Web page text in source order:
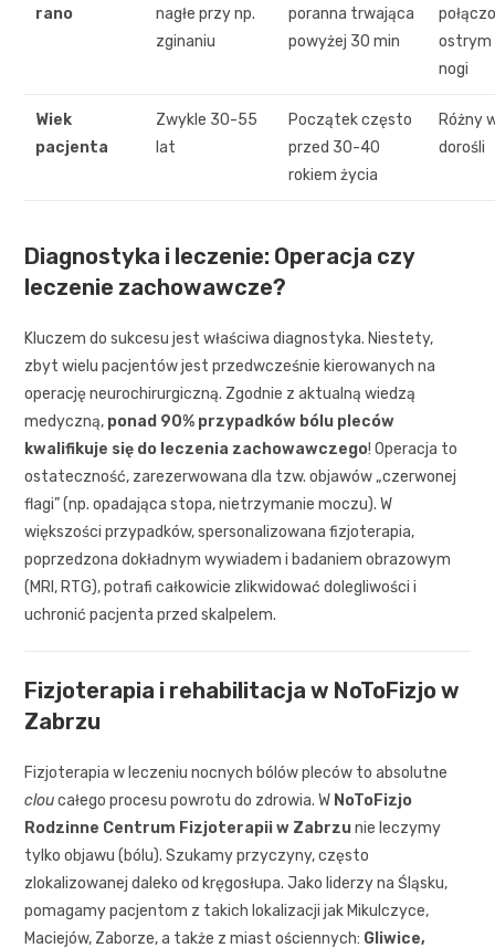
rano
nagłe przy np.
zginaniu
poranna trwająca
powyżej 30 min
ostrym
nogi
Wiek
pacjenta
Zwykle 30-55
lat
Początek często
przed 30-40
rokiem życia
Różny
dorośli
Diagnostyka i leczenie: Operacja czy
leczenie zachowawcze?
Kluczem do sukcesu jest właściwa diagnostyka. Niestety,
zbyt wielu pacjentów jest przedwcześnie kierowanych na
operację neurochirurgiczną. Zgodnie z aktualną wiedzą
medyczną, ponad 90% przypadków bólu pleców
kwalifikuje się do leczenia zachowawczego! Operacja to
ostateczność, zarezerwowana dla tzw. objawów „czerwonej
flagi” (np. opadająca stopa, nietrzymanie moczu). W
większości przypadków, spersonalizowana fizjoterapia,
poprzedzona dokładnym wywiadem i badaniem obrazowym
(MRI, RTG), potrafi całkowicie zlikwidować dolegliwości i
uchronić pacjenta przed skalpelem.
Fizjoterapia i rehabilitacja w NoToFizjo w
Zabrzu
Fizjoterapia w leczeniu nocnych bólów pleców to absolutne
cloucałego procesu powrotu do zdrowia. W NoToFizjo
Rodzinne Centrum Fizjoterapii w Zabrzunie leczymy
tylko objawu (bólu). Szukamy przyczyny, często
zlokalizowanej daleko od kręgosłupa. Jako liderzy na Śląsku,
pomagamy pacjentom z takich lokalizacji jak Mikulczyce,
Maciejów, Zaborze, a także z miast ościennych: Gliwice,